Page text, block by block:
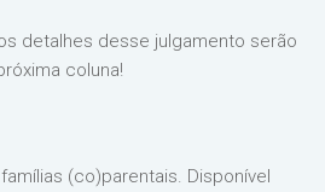
detalhes desse julgamento serão
coluna!
(co)parentais. Disponível